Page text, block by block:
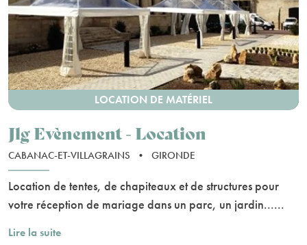
LOCATION DE MATÉRIEL
Jlg Evènement - Location
CABANAC-ET-VILLAGRAINS • GIRONDE
Location de tentes, de chapiteaux et de structures pour
votre réception de mariage dans un parc, un jardin......
Lire la suite